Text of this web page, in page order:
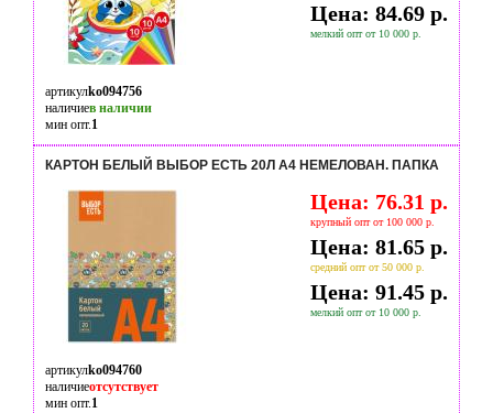
Цена: 84.69 р.
мелкий опт от 10 000 р.
артикулko094756
наличиев наличии
мин опт.1
КАРТОН БЕЛЫЙ ВЫБОР ЕСТЬ 20Л А4 НЕМЕЛОВАН. ПАПКА
Цена: 76.31 р.
крупный опт от 100 000 р.
Цена: 81.65 р.
средний опт от 50 000 р.
Цена: 91.45 р.
мелкий опт от 10 000 р.
артикулko094760
наличиеотсутствует
мин опт.1